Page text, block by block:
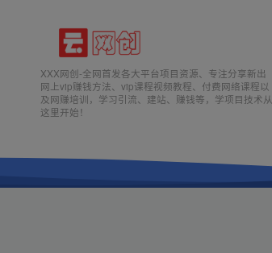
XXX网创-全网首发各大平台项目资源、专注分享新出
网上vip赚钱方法、vip课程视频教程、付费网络课程以
及网赚培训，学习引流、建站、赚钱等，学项目技术从
这里开始！